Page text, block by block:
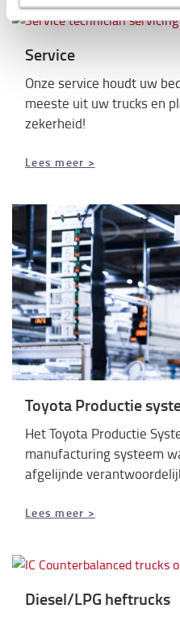
Service
Onze service houdt uw
meeste uit uw trucks en
zekerheid!
Lees meer >
Toyota Productie
Het Toyota Productie
manufacturing systeem
afgelijnde
Lees meer >
Diesel/LPG heftrucks